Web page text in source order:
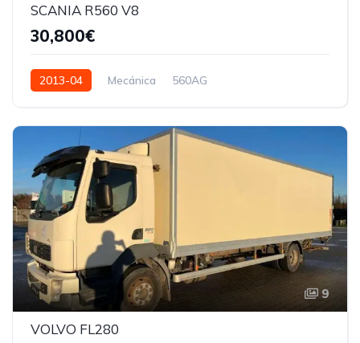
SCANIA R560 V8
30,800€
2013-04 Mecánica 560AG
9
VOLVO FL280